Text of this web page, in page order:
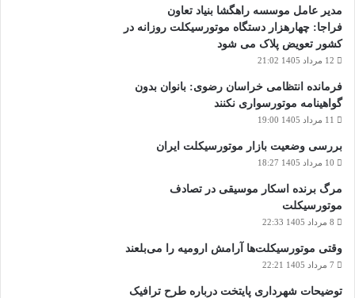
مدیر عامل موسسه راهگشا بنیاد تعاون
فراجا: چهارهزار دستگاه موتورسیکلت روزانه در
کشور تعویض پلاک می شود
12 مرداد 1405 21:02
فرمانده انتظامی خراسان رضوی: بانوان بدون
گواهینامه موتورسواری نکنند
11 مرداد 1405 19:00
بررسی وضعیت بازار موتورسیکلت ایران
10 مرداد 1405 18:27
مرگ برنده اسکار موسیقی در تصادف
موتورسیکلت
8 مرداد 1405 22:33
وقتی موتورسیکلت‌ها آرامش ارومیه را می‌بلعند
7 مرداد 1405 22:21
توضیحات شهرداری پایتخت درباره طرح ترافیک